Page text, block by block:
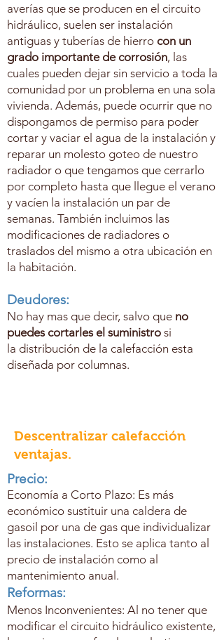
averías que se producen en el circuito
hidráulico, suelen ser instalación
antiguas y tuberías de hierro con un
grado importante de corrosión, las
cuales pueden dejar sin servicio a toda la
comunidad por un problema en una sola
vivienda. Además, puede ocurrir que no
dispongamos de permiso para poder
cortar y vaciar el agua de la instalación y
reparar un molesto goteo de nuestro
radiador o que tengamos que cerrarlo
por completo hasta que llegue el verano
y vacíen la instalación un par de
semanas. También incluimos las
modificaciones de radiadores o
traslados del mismo a otra ubicación en
la habitación.
Deudores:
No hay mas que decir, salvo que no
puedes cortarles el suministro si
la distribución de la calefacción esta
diseñada por columnas.
Descentralizar calefacción
ventajas.
Precio:
Economía a Corto Plazo: Es más
económico sustituir una caldera de
gasoil por una de gas que individualizar
las instalaciones. Esto se aplica tanto al
precio de instalación como al
mantenimiento anual.
Reformas:
Menos Inconvenientes: Al no tener que
modificar el circuito hidráulico existente,